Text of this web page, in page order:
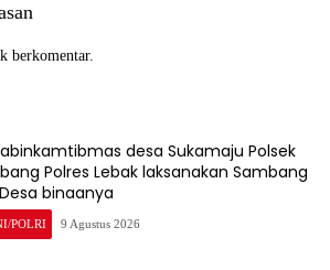
berkomentar.
desa Sukamaju Polsek
Polres Lebak laksanakan Sambang
binaanya
POLRI 9 Agustus 2026